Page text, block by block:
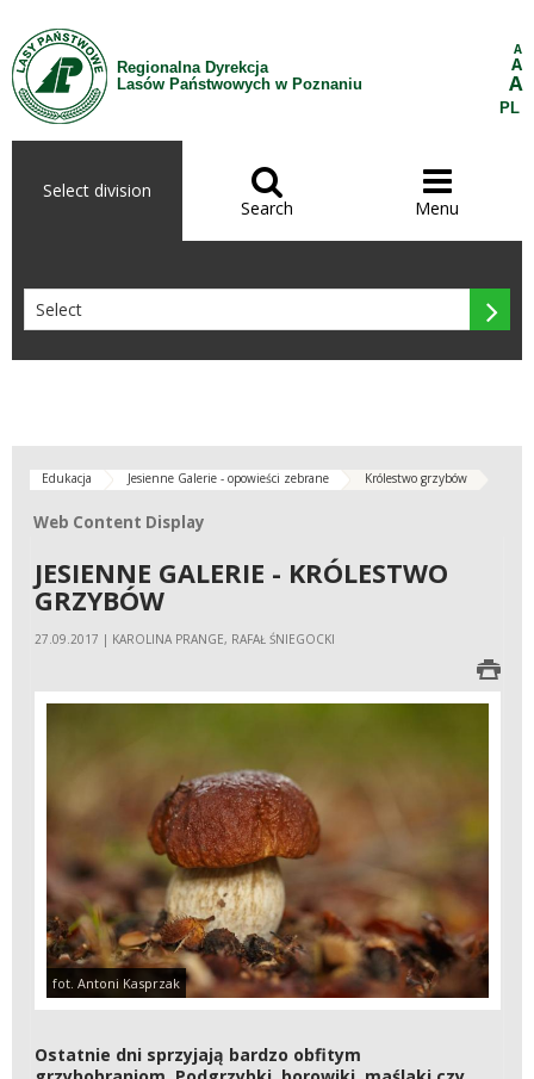
Skip to Content
Regionalna Dyrekcja
Lasów Państwowych w Poznaniu
A
A
A
PL
Select division 
Search

Menu

Edukacja Jesienne Galerie - opowieści zebrane Królestwo grzybów
Web Content Display
Web Content Display
JESIENNE GALERIE - KRÓLESTWO
GRZYBÓW
27.09.2017 | KAROLINA PRANGE, RAFAŁ ŚNIEGOCKI
fot. Antoni Kasprzak
Ostatnie dni sprzyjają bardzo obfitym